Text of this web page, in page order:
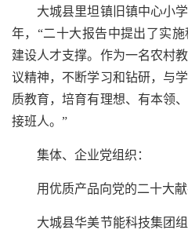
大城县里坦镇旧镇中心小学
年，“二十大报告中提出了实
建设人才支撑。作为一名农村
议精神，不断学习和钻研，与
质教育，培育有理想、有本领
接班人。”
集体、企业党组织：
用优质产品向党的二十大
大城县华美节能科技集团组